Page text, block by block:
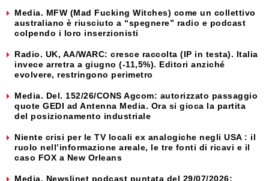
Media. MFW (Mad Fucking Witches) come un collettivo
australiano è riusciuto a “spegnere” radio e podcast
colpendo i loro inserzionisti
Radio. UK, AA/WARC: cresce raccolta (IP in testa). Italia
invece arretra a giugno (-11,5%). Editori anziché
evolvere, restringono perimetro
Media. Del. 152/26/CONS Agcom: autorizzato passaggio
quote GEDI ad Antenna Media. Ora si gioca la partita
del posizionamento industriale
Niente crisi per le TV locali ex analogiche negli USA : il
ruolo nell’informazione areale, le tre fonti di ricavi e il
caso FOX a New Orleans
Media. Newslinet podcast puntata del 29/07/2026: